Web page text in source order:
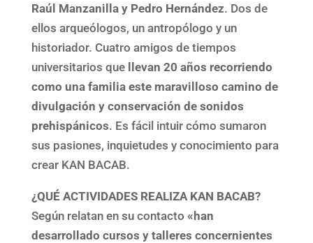
Raúl Manzanilla y Pedro Hernández. Dos de
ellos arqueólogos, un antropólogo y un
historiador. Cuatro amigos de tiempos
universitarios quellevan 20 años recorriendo
como una familia este maravilloso camino de
divulgación y conservación de sonidos
prehispánicos. Es fácil intuir cómo sumaron
sus pasiones, inquietudes y conocimiento para
crear KAN BACAB.
¿QUÉ ACTIVIDADES REALIZA KAN BACAB?
Según relatan en su contacto «han
desarrollado cursos y talleres concernientes